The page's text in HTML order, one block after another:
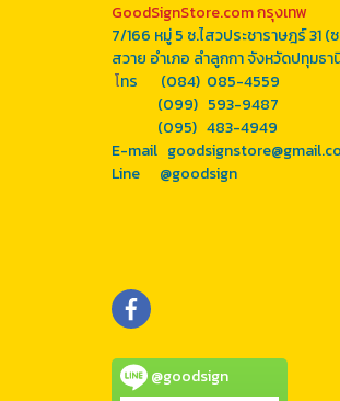
GoodSignStore.com กรุงเทพ
7/166 หมู่ 5 ซ.ไสวประชาราษฎร์ 31
สวาย อำเภอ ลำลูกกา จังหวัดปทุมธา
โทร (084) 085-4559
(099) 593-9487
(095) 483-4949
E-mail
Line @goodsign
@goodsign